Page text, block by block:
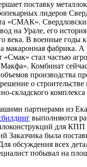
поставку
лидеров
«СМАК».
на Урале, его
века. В военные годы к
макаронная фабрика. А
«Смак» стал частью
Комбинат
производства
о строительстве
складского
партнерами из
выполняются
для
Заказчика была
обсуждения всех
побывал на